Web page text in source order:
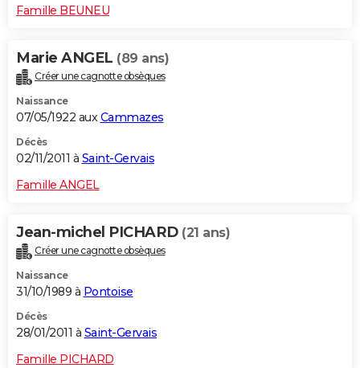
Famille BEUNEU
Marie ANGEL (89 ans)
Créer une cagnotte obsèques
Naissance
07/05/1922 auxCammazes
Décès
02/11/2011 à Saint-Gervais
Famille ANGEL
Jean-michel PICHARD (21 ans)
Créer une cagnotte obsèques
Naissance
31/10/1989 à Pontoise
Décès
28/01/2011 à Saint-Gervais
Famille PICHARD